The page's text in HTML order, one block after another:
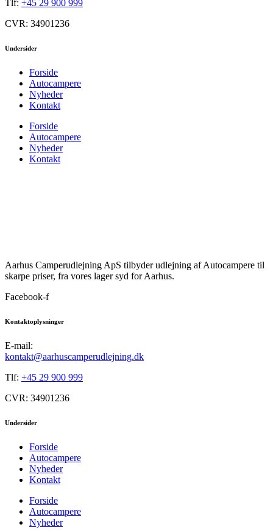
Tlf: +45 29 900 999
CVR: 34901236
Undersider
Forside
Autocampere
Nyheder
Kontakt
Forside
Autocampere
Nyheder
Kontakt
Aarhus Camperudlejning ApS tilbyder udlejning af Autocampere til
skarpe priser, fra vores lager syd for Aarhus.
Facebook-f
Kontaktoplysninger
E-mail:
kontakt@aarhuscamperudlejning.dk
Tlf: +45 29 900 999
CVR: 34901236
Undersider
Forside
Autocampere
Nyheder
Kontakt
Forside
Autocampere
Nyheder